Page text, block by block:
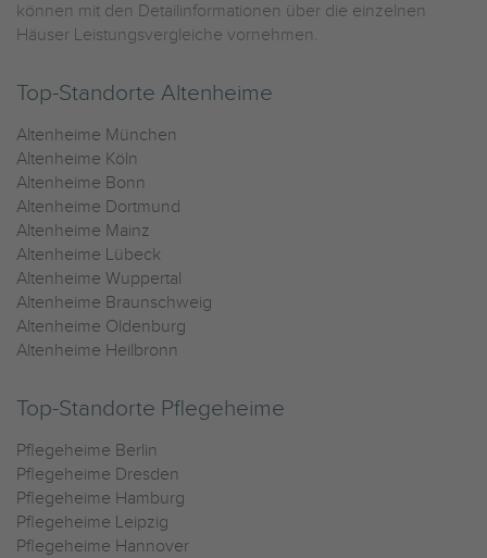
können mit den Detailinformationen über die einzelnen
Häuser Leistungsvergleiche vornehmen.
Top-Standorte Altenheime
Altenheime München
Altenheime Köln
Altenheime Bonn
Altenheime Dortmund
Altenheime Mainz
Altenheime Lübeck
Altenheime Wuppertal
Altenheime Braunschweig
Altenheime Oldenburg
Altenheime Heilbronn
Top-Standorte Pflegeheime
Pflegeheime Berlin
Pflegeheime Dresden
Pflegeheime Hamburg
Pflegeheime Leipzig
Pflegeheime Hannover